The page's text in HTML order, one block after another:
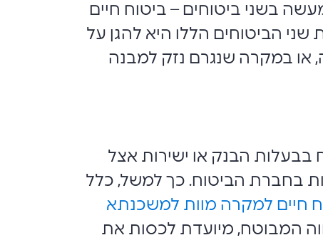
בשני ביטוחים – ביטוח חיים
הביטוחים הללו היא להגן על
או במקרה שנגרם נזק למבנה
בבעלות הבנק או ישירות אצל
בחברת הביטוח. כך למשל, כלל
חיים למקרה מוות למשכנתא
המבוטח, מיועדת לכסות את